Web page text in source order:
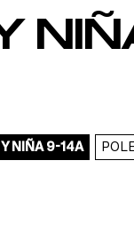
Y NIÑA 9-14A